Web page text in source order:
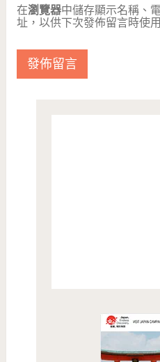
在瀏覽器中儲存顯示名稱、
址，以供下次發佈留言時使